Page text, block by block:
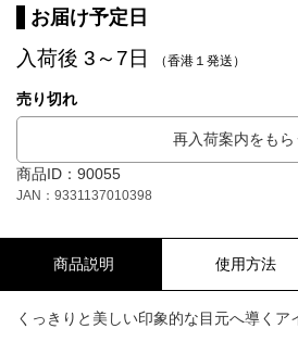
お届け予定日
入荷後 3～7日 （香港１発送）
売り切れ
再入荷案内をもら
商品ID：90055
JAN：9331137010398
商品説明 使用方法
くっきりと美しい印象的な目元へ導くア